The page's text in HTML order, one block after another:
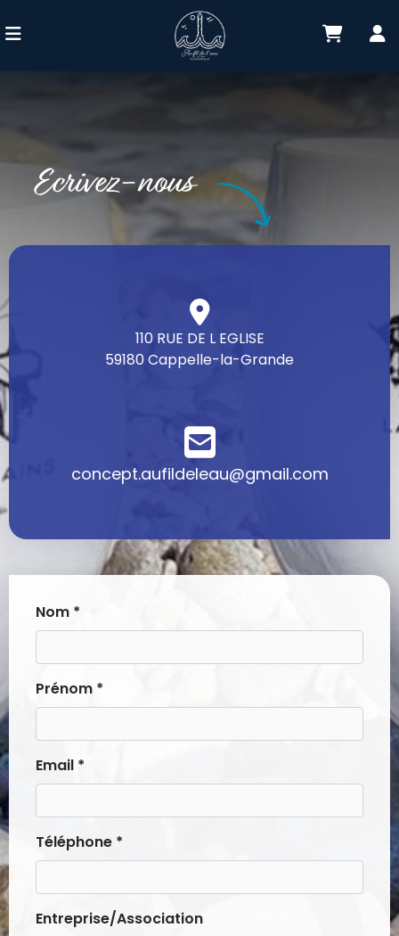
110 RUE DE L EGLISE
59180 Cappelle-la-Grande
concept.aufildeleau@gmail.com
Nom *
Prénom *
Email *
Téléphone *
Entreprise/Association